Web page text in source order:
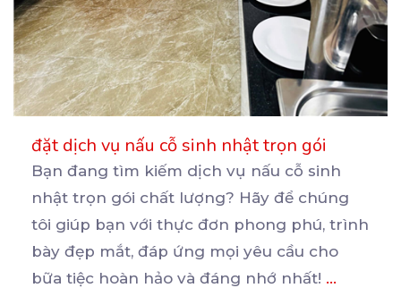
đặt dịch vụ nấu cỗ sinh nhật trọn gói
Bạn đang tìm kiếm dịch vụ nấu cỗ sinh
nhật trọn gói chất lượng? Hãy để chúng
tôi giúp bạn với thực đơn phong phú, trình
bày đẹp mắt, đáp ứng mọi yêu cầu cho
bữa tiệc hoàn hảo và đáng nhớ nhất! ...